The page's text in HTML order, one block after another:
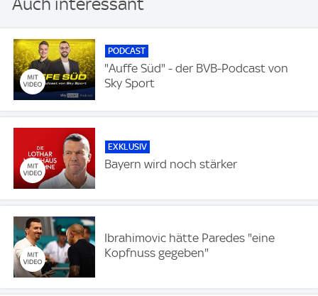
Auch interessant
PODCAST
"Auffe Süd" - der BVB-Podcast von
Sky Sport
EXKLUSIV
Bayern wird noch stärker
Ibrahimovic hätte Paredes "eine
Kopfnuss gegeben"